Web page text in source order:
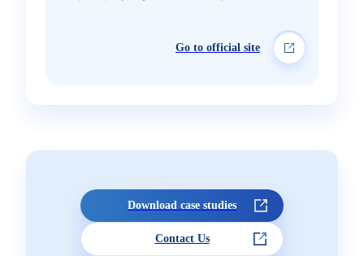
Go to official site
Download case studies
Contact Us